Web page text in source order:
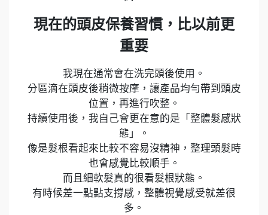
現在的頭皮保養習慣，比以前更
重要
我現在通常會在洗完頭後使用。
分區滴在頭皮後稍微按摩，讓產品均勻帶到頭皮
位置，再進行吹整。
持續使用後，我自己會更在意的是「整體髮感狀
態」。
像是髮根看起來比較不容易沒精神，整理頭髮時
也會感覺比較順手。
而且細軟髮真的很看髮根狀態。
有時候差一點點支撐感，整體視覺感受就差很
多。